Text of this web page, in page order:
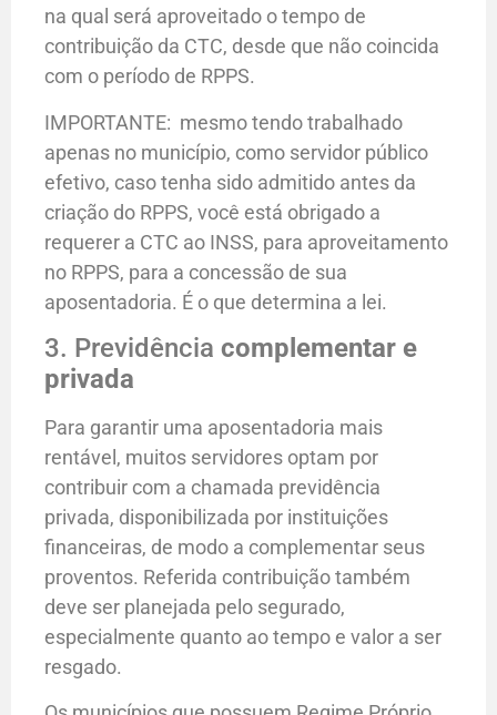
na qual será aproveitado o tempo de
contribuição da CTC, desde que não coincida
com o período de RPPS.
IMPORTANTE: mesmo tendo trabalhado
apenas no município, como servidor público
efetivo, caso tenha sido admitido antes da
criação do RPPS, você está obrigado a
requerer a CTC ao INSS, para aproveitamento
no RPPS, para a concessão de sua
aposentadoria. É o que determina a lei.
3. Previdência complementar e
privada
Para garantir uma aposentadoria mais
rentável, muitos servidores optam por
contribuir com a chamada previdência
privada, disponibilizada por instituições
financeiras, de modo a complementar seus
proventos. Referida contribuição também
deve ser planejada pelo segurado,
especialmente quanto ao tempo e valor a ser
resgado.